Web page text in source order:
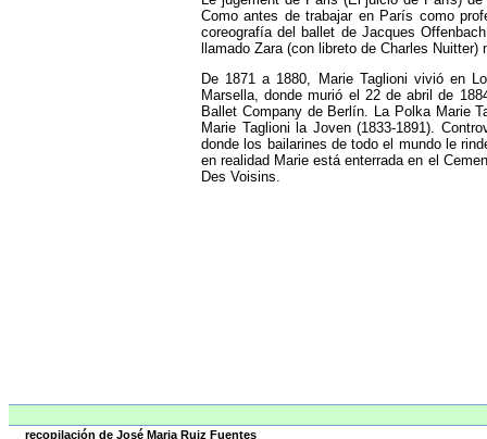
Como antes de trabajar en París como
coreografía del ballet de Jacques
llamado Zara (con libreto de Charles
De 1871 a 1880, Marie Taglioni vivió en
Marsella, donde murió el 22 de abril de
Ballet Company de Berlín. La Polka Marie
Marie Taglioni la Joven (1833-1891).
donde los bailarines de todo el mundo le
en realidad Marie está enterrada en el
Des Voisins.
recopilación de José Maria Ruiz Fuentes